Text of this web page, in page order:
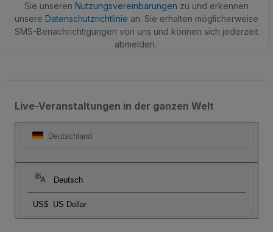
Sie unseren Nutzungsvereinbarungen zu und erkennen
unsere Datenschutzrichtlinie an. Sie erhalten möglicherweise
SMS-Benachrichtigungen von uns und können sich jederzeit
abmelden.
Live-Veranstaltungen in der ganzen Welt
Deutschland
Deutsch
US$ US Dollar